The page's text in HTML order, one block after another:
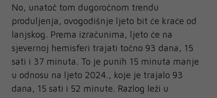
No, unatoč tom dugoročnom trendu
produljenja, ovogodišnje ljeto bit će kraće od
lanjskog. Prema izračunima, ljeto će na
sjevernoj hemisferi trajati točno 93 dana, 15
sati i 37 minuta. To je punih 15 minuta manje
u odnosu na ljeto 2024., koje je trajalo 93
dana, 15 sati i 52 minute. Razlog leži u